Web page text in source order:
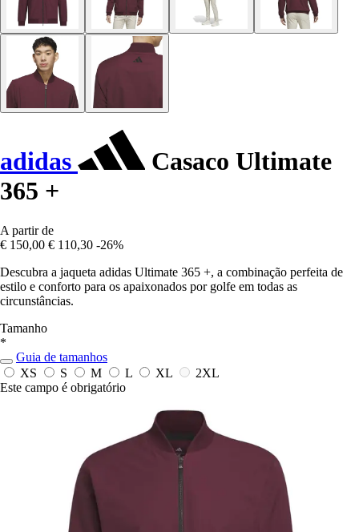
adidas
Casaco Ultimate
365 +
A partir de
€ 150,00 € 110,30 -26%
Descubra a jaqueta adidas Ultimate 365 +, a combinação perfeita de
estilo e conforto para os apaixonados por golfe em todas as
circunstâncias.
Tamanho
*
Guia de tamanhos
XS
S M L XL
2XL
Este campo é obrigatório